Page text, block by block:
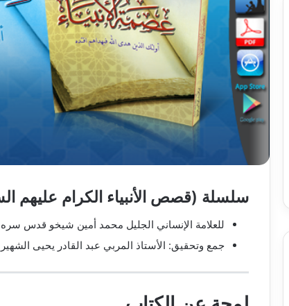
سلسلة (قصص الأنبياء الكرام عليهم
للعلامة الإنساني الجليل محمد أمين شيخو قدس سره
جمع وتحقيق: الأستاذ المربي عبد القادر يحيى الشهير